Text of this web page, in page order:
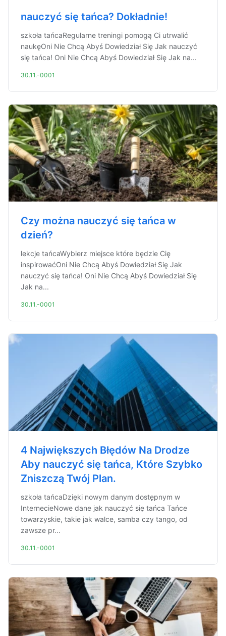
nauczyć się tańca? Dokładnie!
szkoła tańcaRegularne treningi pomogą Ci utrwalić
naukęOni Nie Chcą Abyś Dowiedział Się Jak nauczyć
się tańca! Oni Nie Chcą Abyś Dowiedział Się Jak na...
30.11.-0001
Czy można nauczyć się tańca w
dzień?
lekcje tańcaWybierz miejsce które będzie Cię
inspirowaćOni Nie Chcą Abyś Dowiedział Się Jak
nauczyć się tańca! Oni Nie Chcą Abyś Dowiedział Się
Jak na...
30.11.-0001
4 Największych Błędów Na Drodze
Aby nauczyć się tańca, Które Szybko
Zniszczą Twój Plan.
szkoła tańcaDzięki nowym danym dostępnym w
InternecieNowe dane jak nauczyć się tańca Tańce
towarzyskie, takie jak walce, samba czy tango, od
zawsze pr...
30.11.-0001